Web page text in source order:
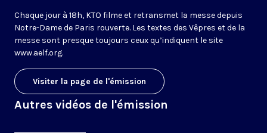
Chaque jour à 18h, KTO filme et retransmet la messe depuis
Notre-Dame de Paris rouverte. Les textes des Vêpres et de la
messe sont presque toujours ceux qu’indiquent le site
www.aelf.org.
Visiter la page de l'émission
Autres vidéos de l'émission